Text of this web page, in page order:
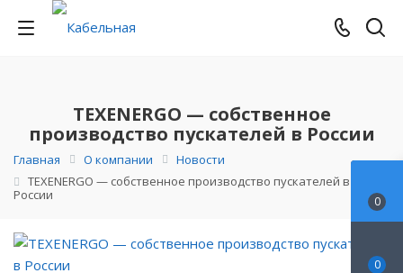
TEXENERGO — собственное
производство пускателей в России
Главная О компании
Новости
TEXENERGO — собственное производство пускателей в
России
0
0